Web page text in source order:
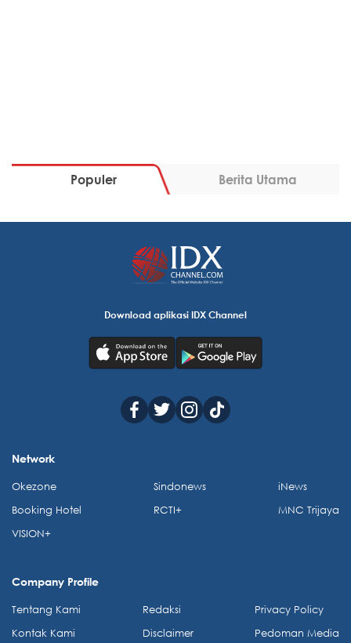
Populer Berita Utama
Download aplikasi IDX Channel
Network
Okezone
Booking Hotel
VISION+
Sindonews
RCTI+
iNews
MNC Trijaya
Company Profile
Tentang Kami
Kontak Kami
Redaksi
Disclaimer
Privacy Policy
Pedoman Media